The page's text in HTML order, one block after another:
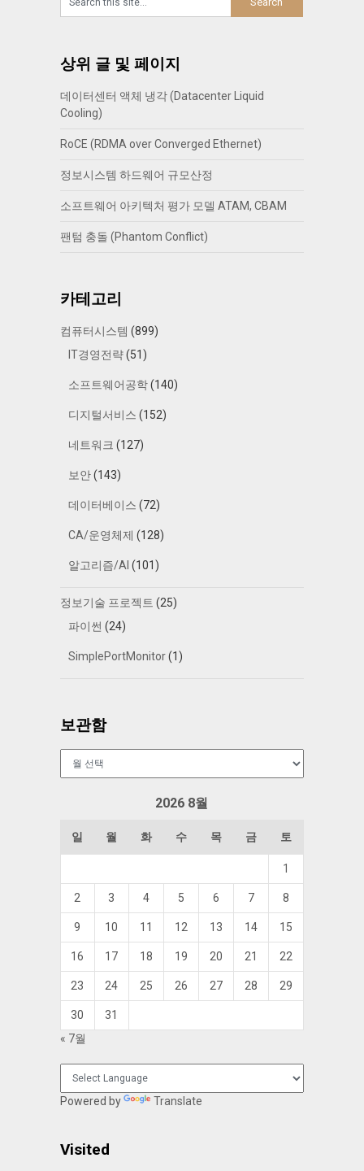
상위 글 및 페이지
데이터센터 액체 냉각 (Datacenter Liquid
Cooling)
RoCE (RDMA over Converged Ethernet)
정보시스템 하드웨어 규모산정
소프트웨어 아키텍처 평가 모델 ATAM, CBAM
팬텀 충돌 (Phantom Conflict)
카테고리
컴퓨터시스템 (899)
IT경영전략(51)
소프트웨어공학(140)
디지털서비스 (152)
네트워크 (127)
보안(143)
데이터베이스 (72)
CA/운영체제 (128)
알고리즘/AI (101)
정보기술 프로젝트 (25)
파이썬 (24)
SimplePortMonitor(1)
보관함
2026 8월
일 월 화 수 목 금 토
1
2 3 4 5 6 7 8
9 10 11 12 13 14 15
16 17 18 19 20 21 22
23 24 25 26 27 28 29
30
31
« 7월
Powered by Translate
Visited